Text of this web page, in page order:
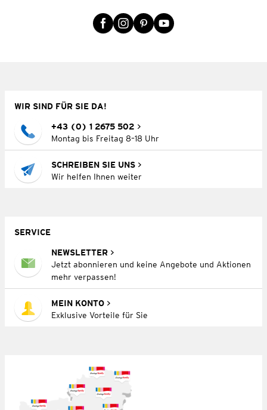
WIR SIND FÜR SIE DA!
+43 (0) 1 2675 502
Montag bis Freitag 8–18 Uhr
SCHREIBEN SIE UNS
Wir helfen Ihnen weiter
SERVICE
NEWSLETTER
Jetzt abonnieren und keine Angebote und Aktionen
mehr verpassen!
MEIN KONTO
Exklusive Vorteile für Sie